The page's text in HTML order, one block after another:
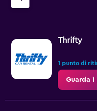
Thrifty
1 punto di
Guarda i